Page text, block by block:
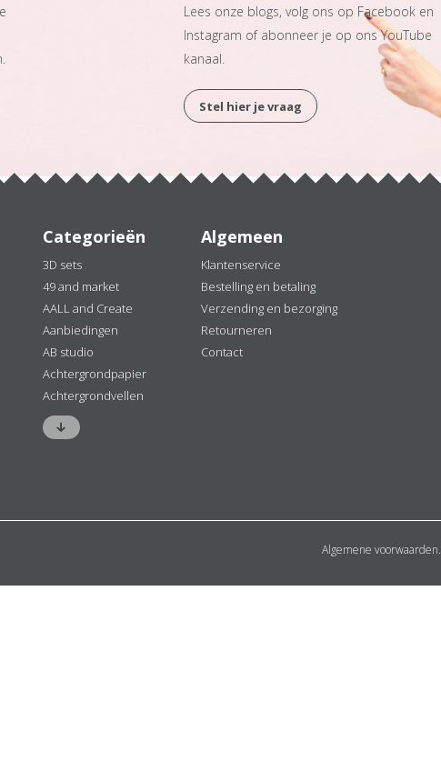
Lees onze blogs, volg ons op Facebook en
Instagram of abonneer je op ons YouTube
kanaal.
Stel hier je vraag
Categorieën
3D sets
49 and market
AALL and Create
Aanbiedingen
AB studio
Achtergrondpapier
Achtergrondvellen
Algemeen
Klantenservice
Bestelling en betaling
Verzending en bezorging
Retourneren
Contact
Algemene voorwaarden.